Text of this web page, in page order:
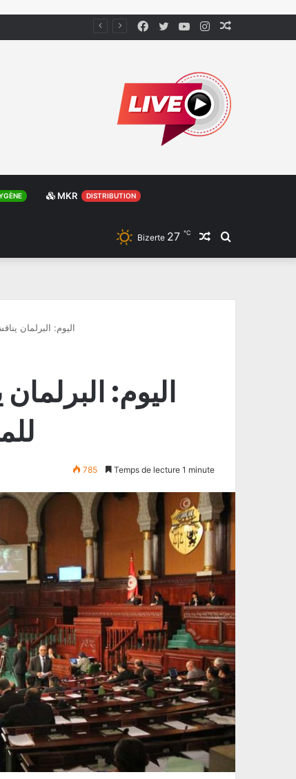
Instagram
YouTube
Twitter
Facebook
MKR DISTRIBUTION
Rechercher
Article
Bizerte 27 ℃
اليوم: البرلمان
اليوم:
785 Temps de lecture 1 minute